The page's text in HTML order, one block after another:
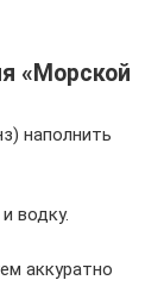
«Морской
наполнить
водку.
аккуратно